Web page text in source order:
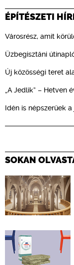
ÉPÍTÉSZETI
Városrész, amit
Üzbegisztáni
Új közösségi teret
„A Jedlik” – Hetven
Idén is népszerűek a
SOKAN